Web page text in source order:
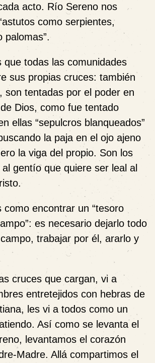
acto. Río Sereno nos
como serpientes,
palomas”.
que todas las comunidades
sus propias cruces: también
son tentadas por el poder en
Dios, como fue tentado
ellas “sepulcros blanqueados”
la paja en el ojo ajeno
la viga del propio. Son los
gentío que quiere ser leal al
como encontrar un “tesoro
es necesario dejarlo todo
trabajar por él, ararlo y
cruces que cargan, vi a
entretejidos con hebras de
les vi a todos como un
Así como se levanta el
levantamos el corazón
Madre. Allá compartimos el